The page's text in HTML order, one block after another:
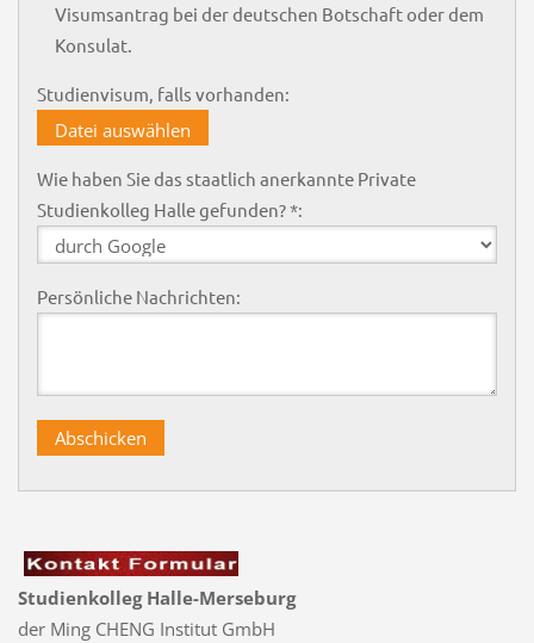
Visumsantrag bei der deutschen Botschaft oder dem
Konsulat.
Studienvisum, falls vorhanden:
Datei auswählen
Wie haben Sie das staatlich anerkannte Private
Studienkolleg Halle gefunden? *:
Persönliche Nachrichten:
Studienkolleg Halle-Merseburg
der Ming CHENG Institut GmbH